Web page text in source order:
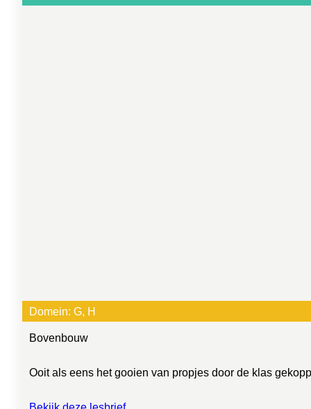
Domein: G, H
Bovenbouw
Ooit als eens het gooien van propjes door de klas